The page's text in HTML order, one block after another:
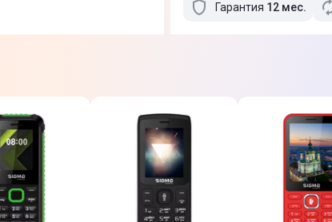
Гарантия 12 мес.